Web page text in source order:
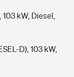
kW, Diesel,
D), 103 kW,